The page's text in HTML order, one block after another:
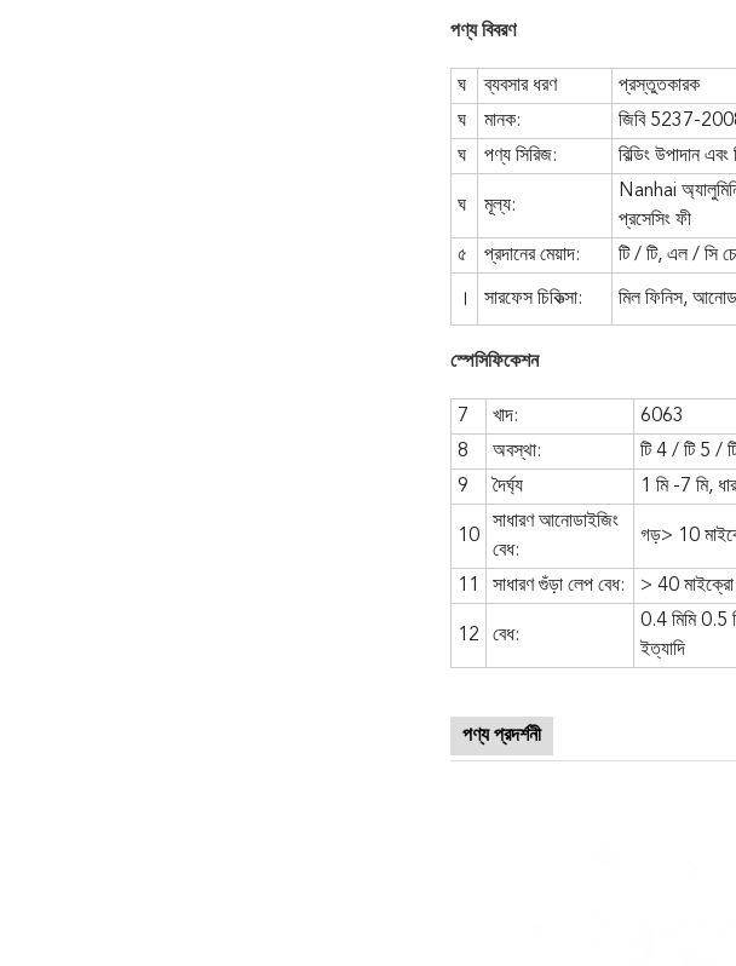
পণ্য বিবরণ
ঘ ব্যবসার ধরণ
প্রস্তুতকারক
ঘ
মানক:
জিবি 5237-
ঘ
পণ্য সিরিজ: বিল্ডিং উপাদান
ঘ মূল্য:
Nanhai
প্রসেসিং ফী
৫
প্রদানের মেয়াদ: টি / টি, এল / সি
। সারফেস চিকিত্সা: মিল ফিনিস,
স্পেসিফিকেশন
7 খাদ:
6063
8
অবস্থা:
টি 4 / টি 5 /
9
দৈর্ঘ্য 1 মি -7 মি,
10
সাধারণ আনোডাইজিং
বেধ:
গড়> 10
11 সাধারণ গুঁড়া লেপ বেধ: > 40 মাইক্রো
12 বেধ:
0.4 মিমি 0.5
ইত্যাদি
পণ্য প্রদর্শনী